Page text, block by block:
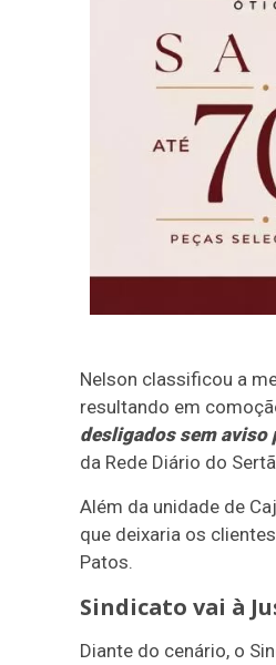
Nelson classificou a
resultando em
desligados sem aviso
da Rede Diário do
Além da unidade de
que deixaria os
Patos.
Sindicato vai à
Diante do cenário, o